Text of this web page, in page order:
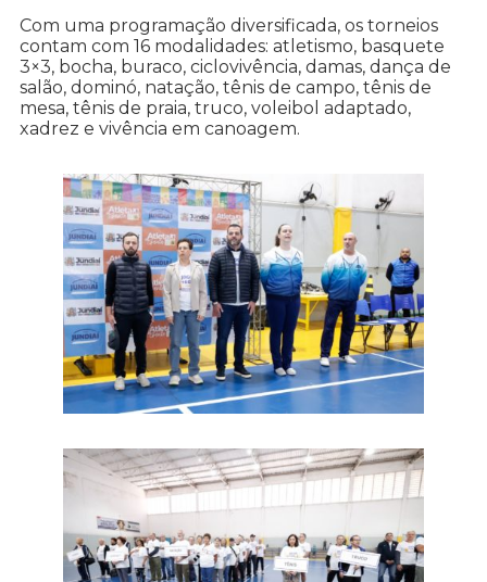
Com uma programação diversificada, os torneios
contam com 16 modalidades: atletismo, basquete
3×3, bocha, buraco, ciclovivência, damas, dança de
salão, dominó, natação, tênis de campo, tênis de
mesa, tênis de praia, truco, voleibol adaptado,
xadrez e vivência em canoagem.